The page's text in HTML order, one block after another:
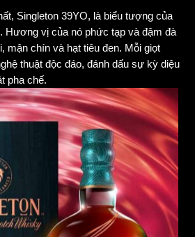
Singleton 39YO, là biểu tượng của
Hương vị của nó phức tạp và đậm đà
mận chín và hạt tiêu đen. Mỗi giọt
thuật độc đáo, đánh dấu sự kỳ diệu
pha chế.